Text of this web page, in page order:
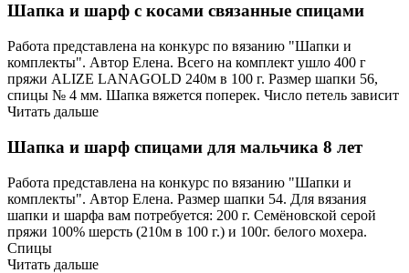
Шапка и шарф с косами связанные спицами
Работа представлена на конкурс по вязанию "Шапки и
комплекты". Автор Елена. Всего на комплект ушло 400 г
пряжи ALIZE LANAGOLD 240м в 100 г. Размер шапки 56,
спицы № 4 мм. Шапка вяжется поперек. Число петель зависит
Читать дальше
Шапка и шарф спицами для мальчика 8 лет
Работа представлена на конкурс по вязанию "Шапки и
комплекты". Автор Елена. Размер шапки 54. Для вязания
шапки и шарфа вам потребуется: 200 г. Семёновской серой
пряжи 100% шерсть (210м в 100 г.) и 100г. белого мохера.
Спицы
Читать дальше